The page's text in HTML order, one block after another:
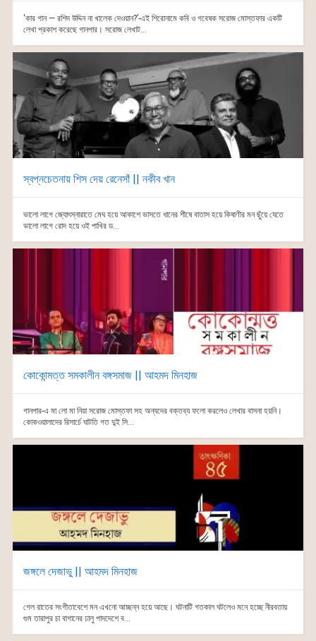
‘কার গান — রশিদ উদ্দিন না খালেক দেওয়ান?’-এই শিরোনামে কবি ও গবেষক সরোজ মোস্তফার একটি
লেখা প্রকাশ করেছে গানপার। সরোজ লেখাট...
স্বপ্নচেতনায় শিস দেয় রেনেসাঁ || নকীব খান
ভালো লাগে জ্যোৎস্নারাতে মেঘ হয়ে আকাশে ভাসতে ধানের শীষে বাতাস হয়ে কিষাণীর মন ছুঁয়ে যেতে
ভালো লাগে রোদ হয়ে ওই পাখির ড...
কোকোন্মত্ত সমকালীন বঙ্গসমাজ || আহমদ মিনহাজ
গানপার-এ মা লো মা নিয়া সরোজ মোস্তফা সহ অন্যদের বক্তব্য ফলো করলেও লেখার বাসনা হয়নি।
কোকওয়ালাদের রিসার্চে ঘাটতি গত দু্ই সি...
জঙ্গলে দেজাভু || আহমদ মিনহাজ
গেল রাতের সংগীতাবেশে মন এখনো আচ্ছন্ন হয়ে আছে। ঘটনাটি গতকাল ঘটলেও মনে হচ্ছে নীরবতায়
গুম তারাপুর চা বাগানের ঢালু পাদদেশে ব...